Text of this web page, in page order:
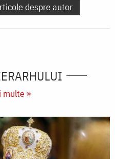
despre autor
multe »